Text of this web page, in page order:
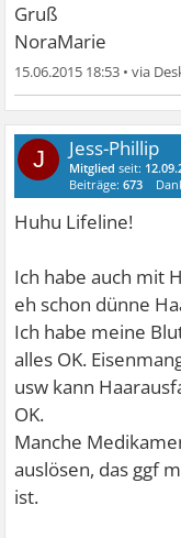
Gruß
NoraMarie
15.06.2015 18:53 •
J Jess-Phillip
Mitglied seit:
Beiträge:673
Huhu Lifeline!
Ich habe auch mit
eh schon dünne
Ich habe meine
alles OK.
usw kann
OK.
Manche
auslösen, das ggf
ist.